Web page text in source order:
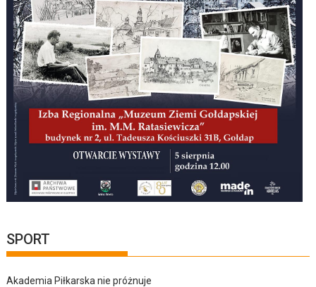
SPORT
Akademia Piłkarska nie próżnuje